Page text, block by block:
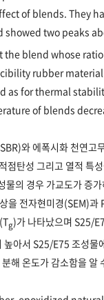
of blends. They
showed two peaks
blend whose
rubber
as for thermal
of blends
와 에폭시화 천연고
점탄성 그리고 열적 특
의 경우 가교도가 증
을 전자현미경(SEM)
g)가 나타났으며 S25/
아서 S25/E75 조성물
해 온도가 감소함을 알